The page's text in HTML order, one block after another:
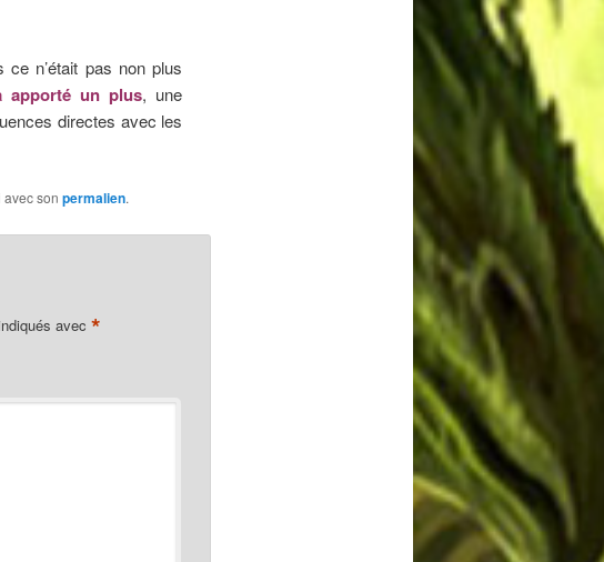
n’était pas non plus
apporté un plus, une
directes avec les
avec son permalien.
avec *